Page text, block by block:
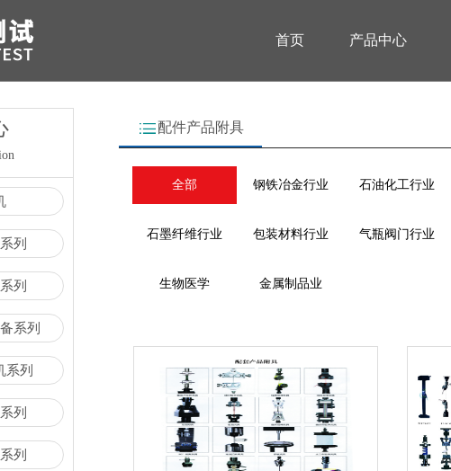
首页 产品中心
列
列
系列
系列
列
列
配件产品附具
全部 钢铁冶金行业 石油化工行业
石墨纤维行业 包装材料行业 气瓶阀门行业
生物医学 金属制品业